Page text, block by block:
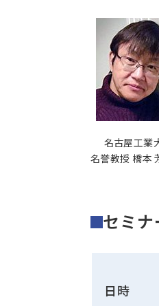
名古屋工業
名誉教授 橋本
セミナ
日時